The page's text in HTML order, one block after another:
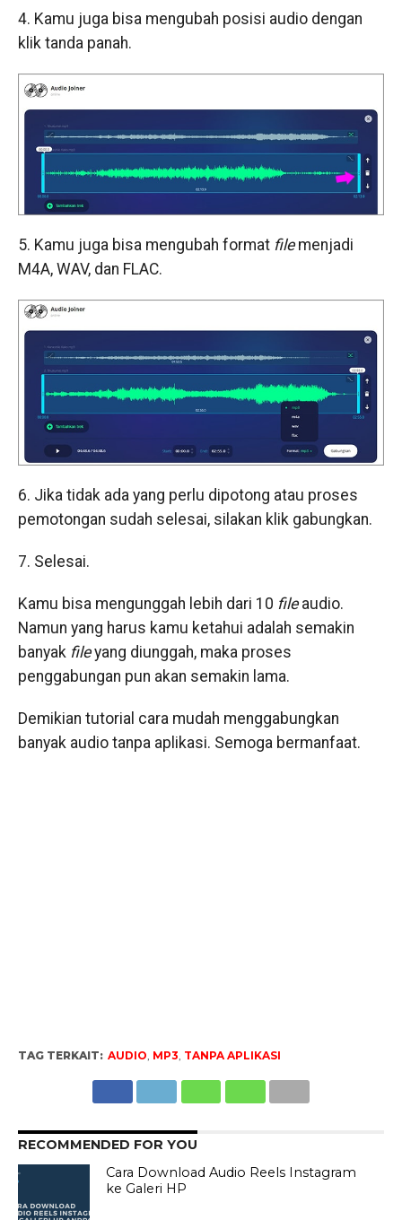
4. Kamu juga bisa mengubah posisi audio dengan
klik tanda panah.
5. Kamu juga bisa mengubah format filemenjadi
M4A, WAV, dan FLAC.
6. Jika tidak ada yang perlu dipotong atau proses
pemotongan sudah selesai, silakan klik gabungkan.
7. Selesai.
Kamu bisa mengunggah lebih dari 10 fileaudio.
Namun yang harus kamu ketahui adalah semakin
banyak fileyang diunggah, maka proses
penggabungan pun akan semakin lama.
Demikian tutorial cara mudah menggabungkan
banyak audio tanpa aplikasi. Semoga bermanfaat.
TAG TERKAIT: AUDIO, MP3, TANPA APLIKASI
RECOMMENDED FOR YOU
Cara Download Audio Reels Instagram
ke Galeri HP